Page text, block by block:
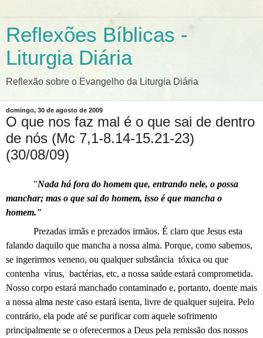
Reflexões Bíblicas -
Liturgia Diária
Reflexão sobre o Evangelho da Liturgia Diária
domingo, 30 de agosto de 2009
O que nos faz mal é o que sai de dentro
de nós (Mc 7,1-8.14-15.21-23)
(30/08/09)
"Nada há fora do homem que, entrando nele, o possa
manchar; mas o que sai do homem, isso é que mancha o
homem."
Prezadas irmãs e prezados irmãos. É claro que Jesus esta
falando daquilo que mancha a nossa alma. Porque, como sabemos,
se ingerirmos veneno, ou qualquer substância tóxica ou que
contenha vírus, bactérias, etc, a nossa saúde estará comprometida.
Nosso corpo estará manchado contaminado e, portanto, doente mais
a nossa alma neste caso estará isenta, livre de qualquer sujeira. Pelo
contrário, ela pode até se purificar com aquele sofrimento
principalmente se o oferecermos a Deus pela remissão dos nossos